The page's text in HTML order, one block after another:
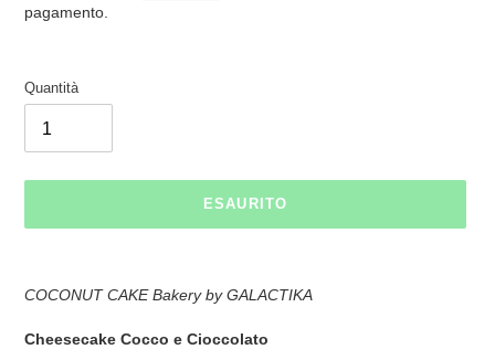
listino
pagamento.
Quantità
ESAURITO
nel
COCONUT CAKE Bakery by GALACTIKA
Cheesecake Cocco e Cioccolato